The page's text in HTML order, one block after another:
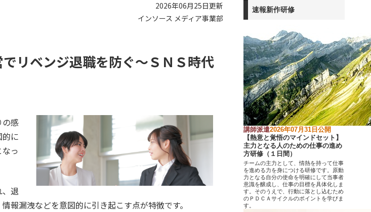
2026年06月25日更新
インソース メディア事業部
リベンジ退職を防ぐ～ＳＮＳ時代
の感
に
っ
、退
報漏洩などを意図的に引き起こす点が特徴です。
速報新作研修
講師派遣2026年07月31日公開
【熱意と覚悟のマインドセット】
主力となる人のための仕事の進め
方研修（１日間）
チームの主力として、情熱を持って仕事
を進める力を身につける研修です。原動
力となる自分の使命を明確にして当事者
意識を醸成し、仕事の目標を具体化しま
す。そのうえで、行動に落とし込むため
のＰＤＣＡサイクルのポイントを学びま
す。